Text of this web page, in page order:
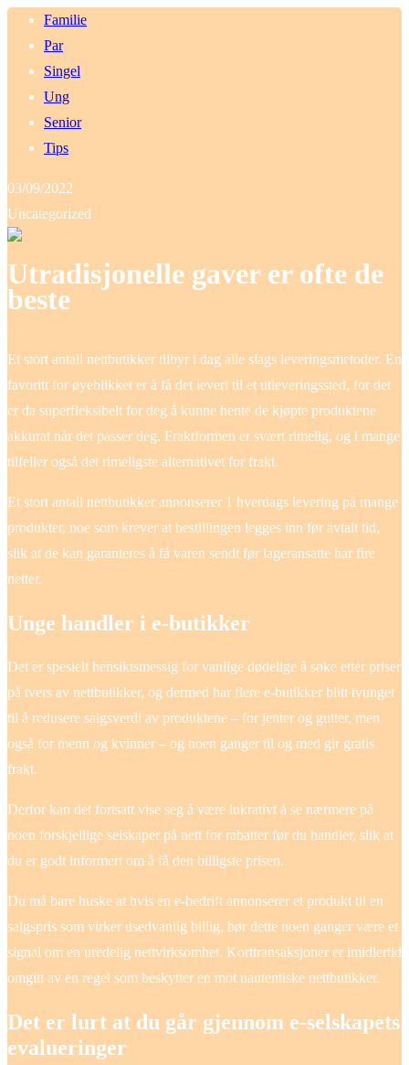
Familie
Par
Singel
Ung
Senior
Tips
03/09/2022
Uncategorized
Utradisjonelle gaver er ofte de
beste
Et stort antall nettbutikker tilbyr i dag alle slags leveringsmetoder. En
favoritt for øyeblikket er å få det levert til et utleveringssted, for det
er da superfleksibelt for deg å kunne hente de kjøpte produktene
akkurat når det passer deg. Fraktformen er svært rimelig, og i mange
tilfeller også det rimeligste alternativet for frakt.
Et stort antall nettbutikker annonserer 1 hverdags levering på mange
produkter, noe som krever at bestillingen legges inn før avtalt tid,
slik at de kan garanteres å få varen sendt før lageransatte har fire
netter.
Unge handler i e-butikker
Det er spesielt hensiktsmessig for vanlige dødelige å søke etter priser
på tvers av nettbutikker, og dermed har flere e-butikker blitt tvunget
til å redusere salgsverdi av produktene – for jenter og gutter, men
også for menn og kvinner – og noen ganger til og med gir gratis
frakt.
Derfor kan det fortsatt vise seg å være lukrativt å se nærmere på
noen forskjellige selskaper på nett for rabatter før du handler, slik at
du er godt informert om å få den billigste prisen.
Du må bare huske at hvis en e-bedrift annonserer et produkt til en
salgspris som virker usedvanlig billig, bør dette noen ganger være et
signal om en uredelig nettvirksomhet. Korttransaksjoner er imidlertid
omgitt av en regel som beskytter en mot uautentiske nettbutikker.
Det er lurt at du går gjennom e-selskapets
evalueringer